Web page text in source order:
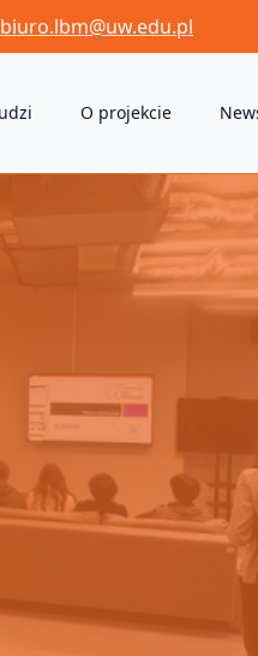
biuro.lbm@uw.edu.pl
O projekcie